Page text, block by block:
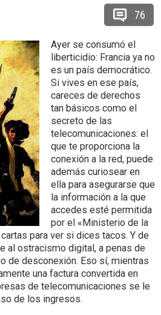
76
Ayer se consumó el
liberticidio: Francia ya no
es un país democrático.
Si vives en ese país,
careces de derechos
tan básicos como el
secreto de las
telecomunicaciones: el
que te proporciona la
conexión a la red, puede
además curiosear en
ella para asegurarse que
la información a la que
accedes esté permitida
por el «Ministerio de la
para ver si dices tacos. Y de
al ostracismo digital, a penas de
de desconexión. Eso sí, mientras
una factura convertida en
de telecomunicaciones se le
de los ingresos.